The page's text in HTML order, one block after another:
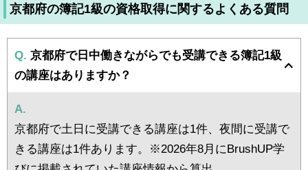
京都府の簿記1級の資格取得に関するよくある質問
Q. 京都府で日中働きながらでも受講できる簿記1級
の講座はありますか？
A.
京都府で土日に受講できる講座は1件、夜間に受講で
きる講座は1件あります。※2026年8月にBrushUP学